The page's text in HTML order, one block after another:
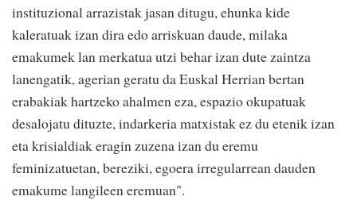
instituzional arrazistak jasan ditugu, ehunka kide
kaleratuak izan dira edo arriskuan daude, milaka
emakumek lan merkatua utzi behar izan dute zaintza
lanengatik, agerian geratu da Euskal Herrian bertan
erabakiak hartzeko ahalmen eza, espazio okupatuak
desalojatu dituzte, indarkeria matxistak ez du etenik izan
eta krisialdiak eragin zuzena izan du eremu
feminizatuetan, bereziki, egoera irregularrean dauden
emakume langileen eremuan".